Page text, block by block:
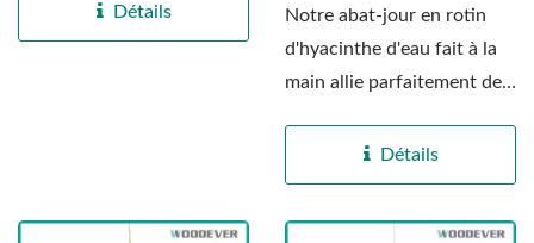
Détails
Notre abat-jour en rotin
d'hyacinthe d'eau fait à la
main allie parfaitement des
Détails